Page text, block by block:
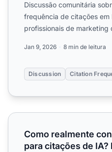
Discussão comunitária
frequência de citações em
profissionais de marketing
Jan 9, 2026 8 min de leitura
Discussion Citation
Como realmente construir
Como realmente
para citações de IA?